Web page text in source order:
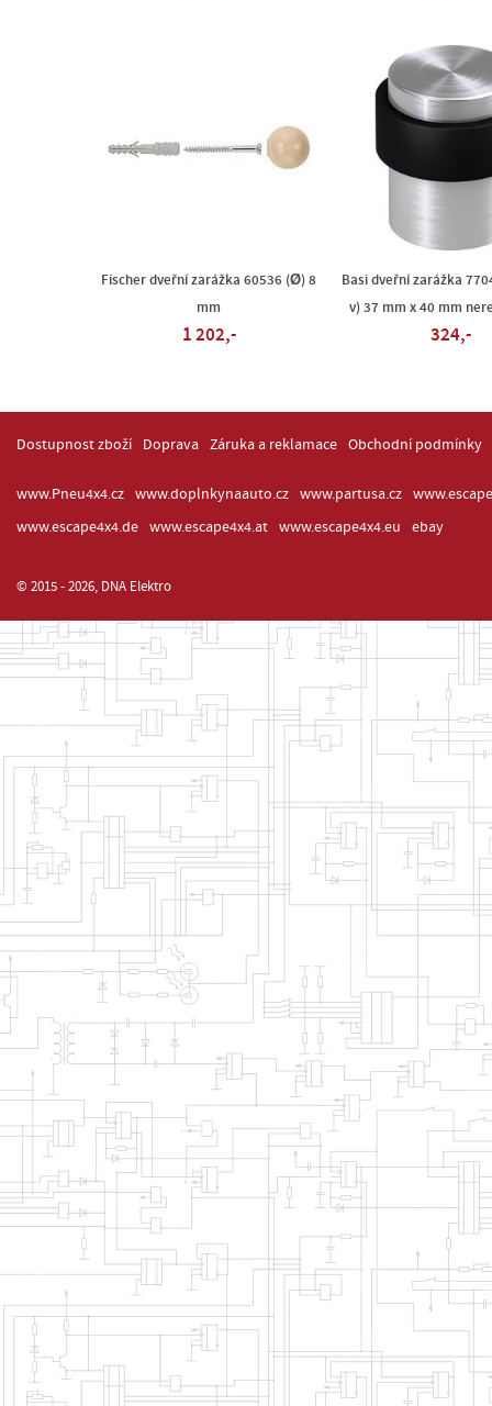
Fischer dveřní zarážka 60536 (Ø) 8
mm
1 202,-
Basi dveřní zarážka
v) 37 mm x 40 mm
324,-
Dostupnost zboží Doprava Záruka a reklamace Obchodní podmínky
www.Pneu4x4.cz www.doplnkynaauto.cz www.partusa.cz
www.escape4x4.de
www.escape4x4.at www.escape4x4.eu ebay
© 2015 - 2026, DNA Elektro